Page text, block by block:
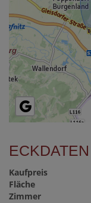
ECKDATEN
Kaufpreis
Fläche
Zimmer